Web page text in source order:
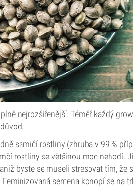
nejrozšířenější. Téměř každý
samičí rostliny (zhruba v 99 %
rostliny se většinou moc nehodí.
byste se museli stresovat tím, že
semena konopí se na